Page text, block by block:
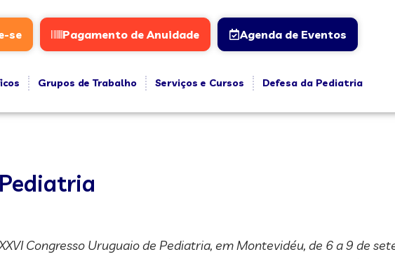
se Pagamento de Anuidade Agenda de Eventos
Grupos de Trabalho Serviços e Cursos
Defesa da Pediatria
Congresso Uruguaio de Pediatria, em Montevidéu, de 6 a 9 de